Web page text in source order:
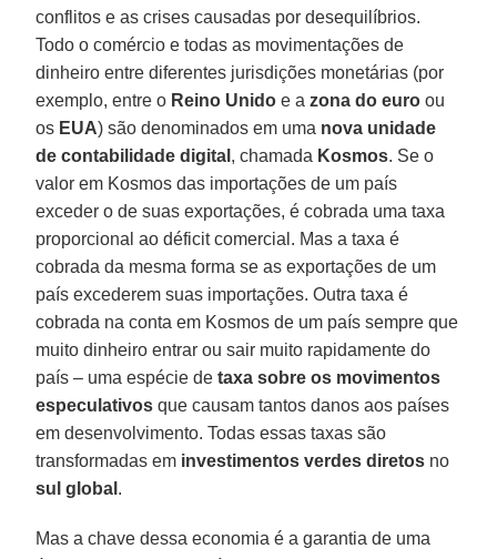
conflitos e as crises causadas por desequilíbrios.
Todo o comércio e todas as movimentações de
dinheiro entre diferentes jurisdições monetárias (por
exemplo, entre o Reino Unido e azona do euro ou
os EUA) são denominados em uma nova unidade
de contabilidade digital , chamada Kosmos. Se o
valor em Kosmos das importações de um país
exceder o de suas exportações, é cobrada uma taxa
proporcional ao déficit comercial. Mas a taxa é
cobrada da mesma forma se as exportações de um
país excederem suas importações. Outra taxa é
cobrada na conta em Kosmos de um país sempre que
muito dinheiro entrar ou sair muito rapidamente do
país – uma espécie detaxa sobre os movimentos
especulativos que causam tantos danos aos países
em desenvolvimento. Todas essas taxas são
transformadas em investimentos verdes diretos no
sul global .
Mas a chave dessa economia é a garantia de uma